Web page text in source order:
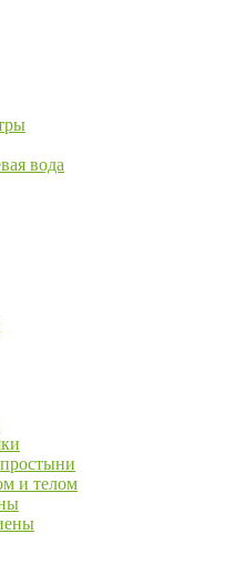
вода
и телом